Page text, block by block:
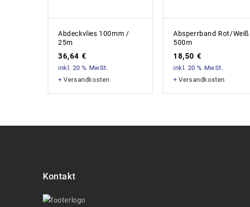
Abdeckvlies 100mm /
25m
36,64 €
inkl. 20 % MwSt.
+Versandkosten
Absperrband Rot/weiß
500m
18,50 €
inkl. 20 % MwSt.
+Versandkosten
Kontakt